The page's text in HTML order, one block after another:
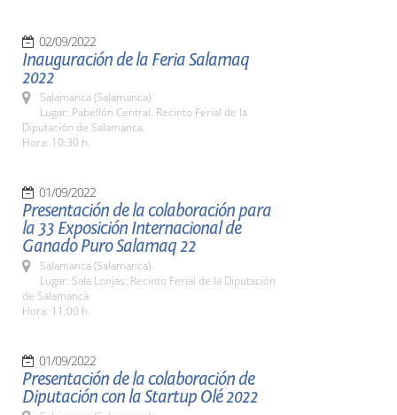
02/09/2022
Inauguración de la Feria Salamaq
2022
Salamanca (Salamanca)
Lugar: Pabellón Central. Recinto Ferial de la
Diputación de Salamanca.
Hora: 10:30 h.
01/09/2022
Presentación de la colaboración para
la 33 Exposición Internacional de
Ganado Puro Salamaq 22
Salamanca (Salamanca)
Lugar: Sala Lonjas. Recinto Ferial de la Diputación
de Salamanca
Hora: 11:00 h.
01/09/2022
Presentación de la colaboración de
Diputación con la Startup Olé 2022